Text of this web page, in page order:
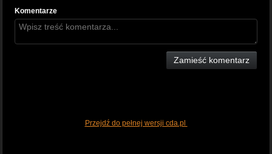
Komentarze
Zamieść komentarz
Przejdź do pełnej wersji cda.pl